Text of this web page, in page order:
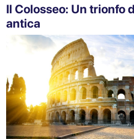
Il Colosseo: Un trionfo
antica